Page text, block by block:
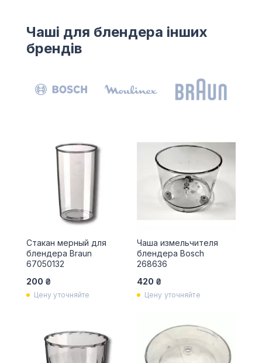
Чаші для блендера інших
брендів
Стакан мерный для
блендера Braun
67050132
200 ₴
Цену уточняйте
Чаша измельчителя
блендера Bosch
268636
420 ₴
Цену уточняйте